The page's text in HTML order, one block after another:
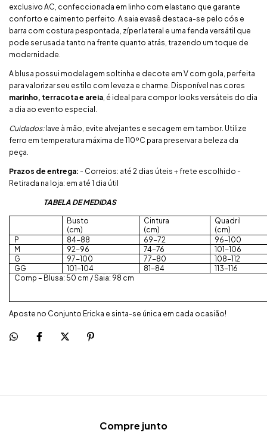
exclusivo AC, confeccionada em linho com elastano que garante
conforto e caimento perfeito. A saia evasê destaca-se pelo cós e
barra com costura pespontada, zíper lateral e uma fenda versátil que
pode ser usada tanto na frente quanto atrás, trazendo um toque de
modernidade.
A blusa possui modelagem soltinha e decote em V com gola, perfeita
para valorizar seu estilo com leveza e charme. Disponível nas cores
marinho, terracota e areia , é ideal para compor looks versáteis do dia
a dia ao evento especial.
Cuidados:lave à mão, evite alvejantes e secagem em tambor. Utilize
ferro em temperatura máxima de 110ºC para preservar a beleza da
peça.
Prazos de entrega: - Correios: até 2 dias úteis + frete escolhido -
Retirada na loja: em até 1 dia útil
TABELA DE MEDIDAS
Busto
(cm)
Cintura
(cm)
Quadril
(cm)
P
84-88 69-72
96-100
M
92-96 74-76
101-106
G
97-100 77-80
108-112
GG
101-104 81-84
113-116
Comp – Blusa: 50 cm / Saia: 98 cm
Aposte no Conjunto Ericka e sinta-se única em cada ocasião!
Compre junto